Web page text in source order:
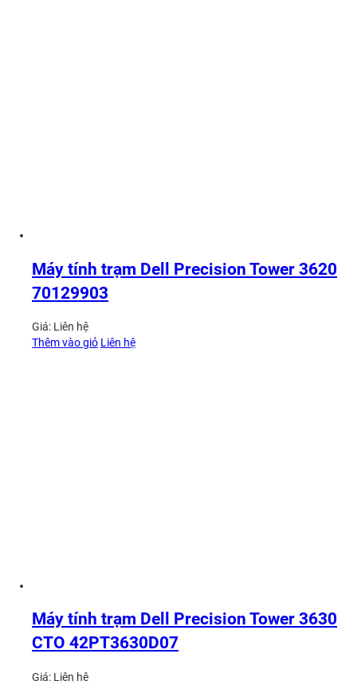
Máy tính trạm Dell Precision Tower 3620
70129903
Giá: Liên hệ
Thêm vào giỏ Liên hệ
Máy tính trạm Dell Precision Tower 3630
CTO 42PT3630D07
Giá: Liên hệ